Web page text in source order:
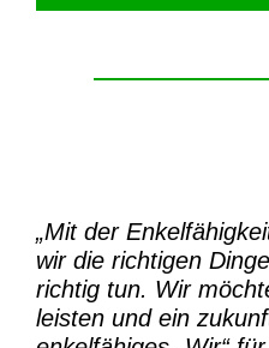
„Mit der
wir die richtigen
richtig tun. Wir
leisten und ein